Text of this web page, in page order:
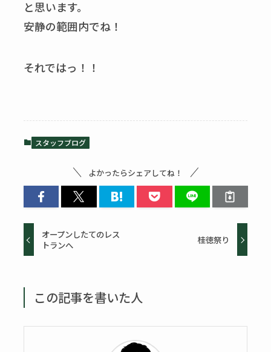
と思います。
安静の範囲内でね！
それではっ！！
スタッフブログ
よかったらシェアしてね！
オープンしたてのレス
トランへ
桂徳祭り
この記事を書いた人